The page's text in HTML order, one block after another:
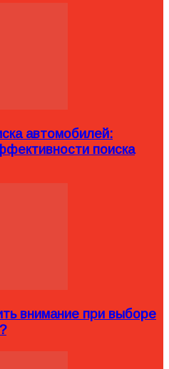
автомобилей:
поиска
внимание при выборе